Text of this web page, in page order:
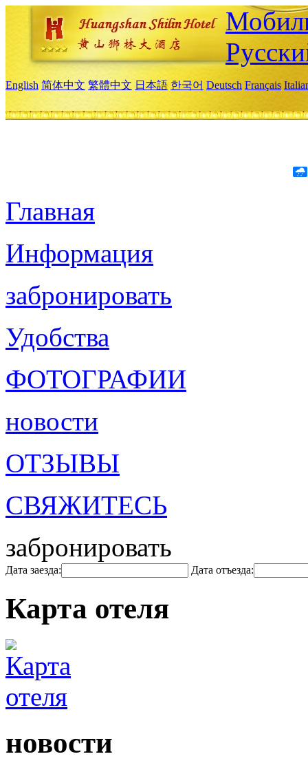
English 简体中文 繁體中文 日本語 한국어 Deutsch Français
Главная
Информация
забронировать
Удобства
ФОТОГРАФИИ
новости
ОТЗЫВЫ
СВЯЖИТЕСЬ
забронировать
Дата заезда: Дата отъезда:
Карта отеля
новости